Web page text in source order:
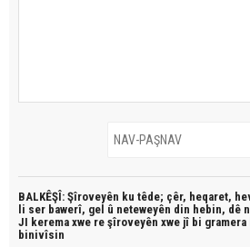
BALKÊŞÎ: Şîroveyên ku têde; çêr, heqaret,
li ser bawerî, gel û neteweyên din hebin, dê
JI kerema xwe re şîroveyên xwe jî bi
binivîsin